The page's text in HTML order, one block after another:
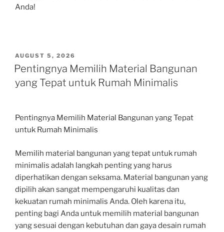
Anda!
POSTED
ON
AUGUST 5, 2026
Pentingnya Memilih Material Bangunan
yang Tepat untuk Rumah Minimalis
Pentingnya Memilih Material Bangunan yang Tepat
untuk Rumah Minimalis
Memilih material bangunan yang tepat untuk rumah
minimalis adalah langkah penting yang harus
diperhatikan dengan seksama. Material bangunan yang
dipilih akan sangat mempengaruhi kualitas dan
kekuatan rumah minimalis Anda. Oleh karena itu,
penting bagi Anda untuk memilih material bangunan
yang sesuai dengan kebutuhan dan gaya desain rumah